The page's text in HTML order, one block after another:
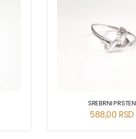
SREBRNI PRSTEN
588,00 RSD